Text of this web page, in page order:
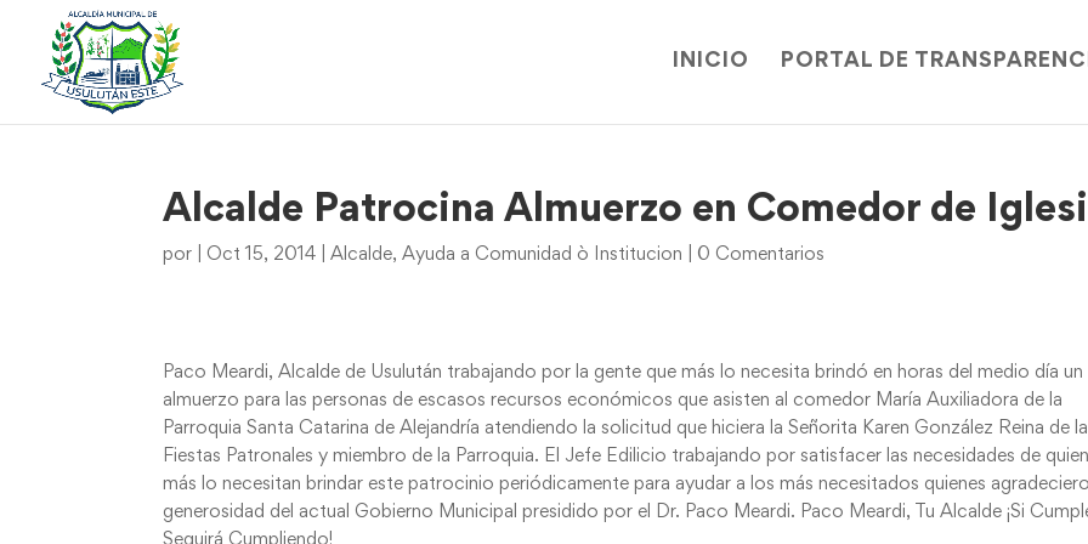
INICIO PORTAL DE
Alcalde Patrocina Almuerzo en Comedor de
por Oct 15, 2014 |Alcalde,Ayuda a Comunidad ò Institucion 0 Comentarios
Paco Meardi, Alcalde de Usulután trabajando por la gente que más lo necesita brindó en horas del medio día un
almuerzo para las personas de escasos recursos económicos que asisten al comedor María Auxiliadora de la
Parroquia Santa Catarina de Alejandría atendiendo la solicitud que hiciera la Señorita Karen González Reina de
Fiestas Patronales y miembro de la Parroquia. El Jefe Edilicio trabajando por satisfacer las necesidades de
más lo necesitan brindar este patrocinio periódicamente para ayudar a los más necesitados quienes
generosidad del actual Gobierno Municipal presidido por el Dr. Paco Meardi. Paco Meardi, Tu Alcalde ¡Si
Seguirá Cumpliendo!